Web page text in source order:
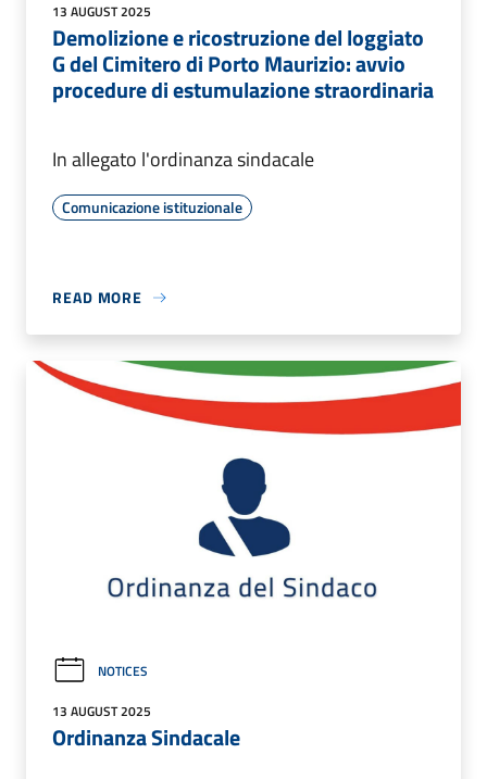
13 AUGUST 2025
Demolizione e ricostruzione del loggiato
G del Cimitero di Porto Maurizio: avvio
procedure di estumulazione straordinaria
In allegato l'ordinanza sindacale
Comunicazione istituzionale
READ MORE
NOTICES
13 AUGUST 2025
Ordinanza Sindacale